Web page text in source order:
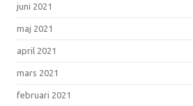
juni 2021
maj 2021
april 2021
mars 2021
februari 2021